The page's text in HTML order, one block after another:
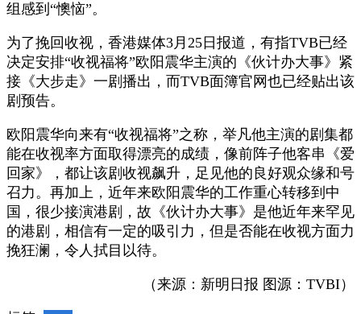
组感到“懊恼”。
为了挽回收视，香港媒体3月25日报道，有指TVB已经
决定安排“收视福将”欧阳震华主演的《伙计办大事》紧
接《大步走》一剧播出，而TVB面簿官网也已经贴出该
剧预告。
欧阳震华向来有“收视福将”之称，举凡他主演的剧集都
能在收视率方面取得漂亮的成绩，像前阵子他客串《爱
回家》，都让该剧收视飙升，足见他的良好观众缘和号
召力。再加上，近年来欧阳震华的工作重心转移到中
国，很少接演港剧，故《伙计办大事》是他近年来罕见
的港剧，相信有一定的吸引力，但是否能在收视方面力
挽狂澜，令人拭目以待。
（来源：新明日报 图源：TVBI）